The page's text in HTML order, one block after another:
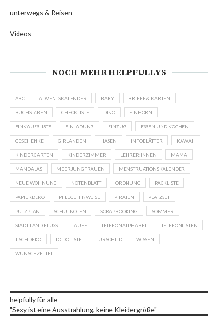
unterwegs & Reisen
Videos
NOCH MEHR HELPFULLYS
ABC ADVENTSKALENDER BABY BRIEFE & KARTEN
BUCHSTABEN CHECKLISTE DINO EINHORN
EINKAUFSLISTE EINLADUNG EINZUG ESSEN UND KOCHEN
GESCHENKE GIRLANDEN HASEN INFOBLÄTTER KAWAII
KINDERGARTEN KINDERZIMMER LEHRER:INNEN MAMA
MANDALAS MEERJUNGFRAUEN MENSTRUATIONSKALENDER
NEUE WOHNUNG NOTENBLATT ORDNUNG PACKLISTE
PAPIERDEKO PFLEGEHINWEISE PIRATEN PLATZSET
PUTZPLAN SCHULNOTEN SCRAPBOOKING SOMMER
STADT LAND FLUSS TAUFE TELEFONALPHABET TELEFONLISTEN
TISCHDEKO TO DO LISTE TÜRSCHILD WISSEN
WUNSCHZETTEL
helpfully für alle
"Sexy ist eine Ausstrahlung, keine Kleidergröße"